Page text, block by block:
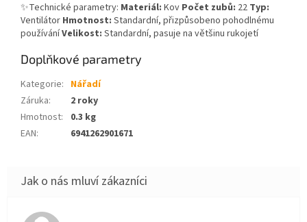
✨Technické parametry: Materiál: Kov Počet zubů: 22 Typ:
Ventilátor Hmotnost: Standardní, přizpůsobeno pohodlnému
používáníVelikost: Standardní, pasuje na většinu rukojetí
Doplňkové parametry
Kategorie: Nářadí
Záruka:
2 roky
Hmotnost:
0.3 kg
EAN: 6941262901671